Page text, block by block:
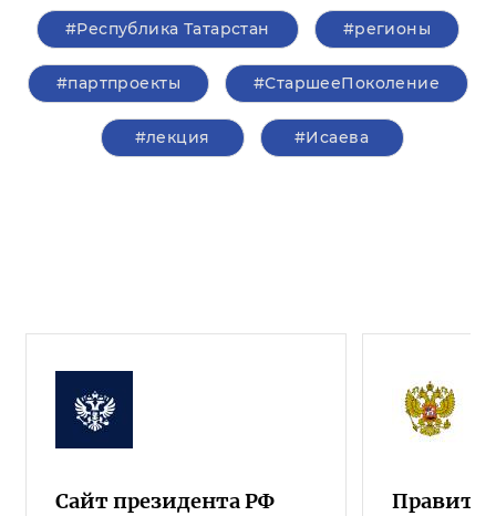
#Республика Татарстан #регионы
#партпроекты #СтаршееПоколение
#лекция #Исаева
Сайт президента РФ